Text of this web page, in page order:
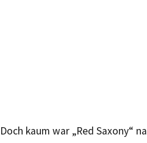
Doch kaum war „Red Saxony“